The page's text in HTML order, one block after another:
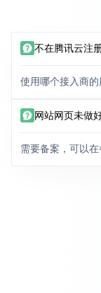
不在腾讯云注
使用哪个接入商
网站网页未做
需要备案，可以